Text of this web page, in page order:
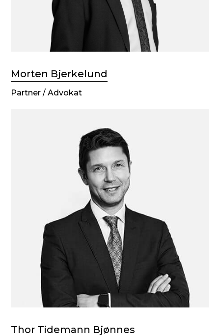
Morten Bjerkelund
Partner / Advokat
Thor Tidemann Bjønnes